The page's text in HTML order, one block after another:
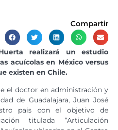
Compartir
realizará un estudio
acuícolas en México versus
existen en Chile.
el doctor en administración y
de Guadalajara, Juan José
país con el objetivo de
titulada “Articulación